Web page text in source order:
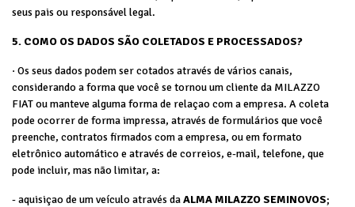
seus pais ou responsável legal.
5. COMO OS DADOS SÃO COLETADOS E PROCESSADOS?
· Os seus dados podem ser cotados através de vários canais,
considerando a forma que você se tornou um cliente da MILAZZO
FIAT ou manteve alguma forma de relaçao com a empresa. A coleta
pode ocorrer de forma impressa, através de formulários que você
preenche, contratos firmados com a empresa, ou em formato
eletrônico automático e através de correios, e-mail, telefone, que
pode incluir, mas não limitar, a:
- aquisiçao de um veículo através daALMA MILAZZO SEMINOVOS;